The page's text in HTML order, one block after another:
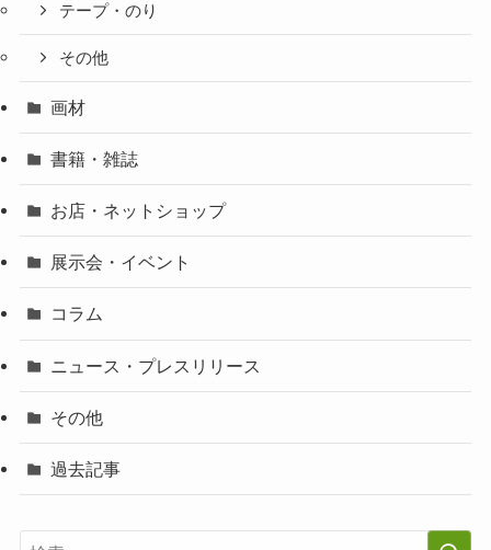
テープ・のり
その他
画材
書籍・雑誌
お店・ネットショップ
展示会・イベント
コラム
ニュース・プレスリリース
その他
過去記事